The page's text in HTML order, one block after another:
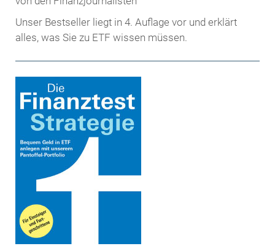
Unser Bestseller liegt in 4. Auflage vor und erklärt
alles, was Sie zu ETF wissen müssen.